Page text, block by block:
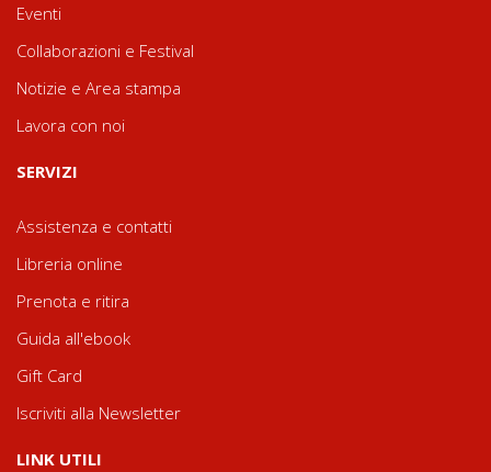
Eventi
Collaborazioni e Festival
Notizie e Area stampa
Lavora con noi
SERVIZI
Assistenza e contatti
Libreria online
Prenota e ritira
Guida all'ebook
Gift Card
Iscriviti alla Newsletter
LINK UTILI